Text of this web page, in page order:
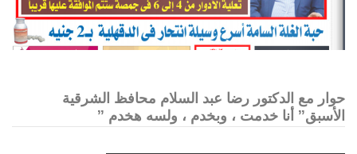
حوار مع الدكتور رضا عبد السلام محافظ الشرقية
الأسبق” أنا خدمت ، وبخدم ، ولسه هخدم ”